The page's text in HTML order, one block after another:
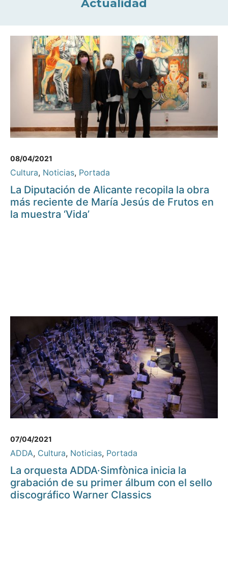
Actualidad
08/04/2021
Cultura, Noticias, Portada
La Diputación de Alicante recopila la obra
más reciente de María Jesús de Frutos en
la muestra ‘Vida’
07/04/2021
ADDA, Cultura, Noticias, Portada
La orquesta ADDA·Simfònica inicia la
grabación de su primer álbum con el sello
discográfico Warner Classics